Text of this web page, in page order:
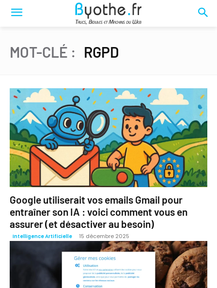
MOT-CLÉ : RGPD
Google utiliserait vos emails Gmail pour
entraîner son IA : voici comment vous en
assurer (et désactiver au besoin)
Intelligence Artificielle 15 décembre 2025